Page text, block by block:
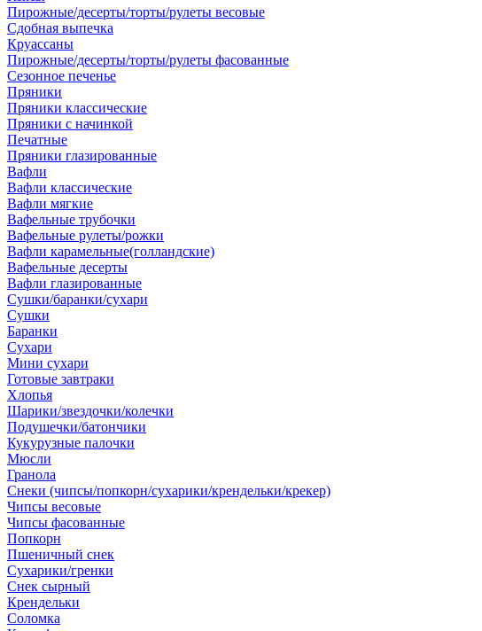
Пирожные/десерты/торты/рулеты весовые
Сдобная выпечка
Круассаны
Пирожные/десерты/торты/рулеты фасованные
Сезонное печенье
Пряники
Пряники классические
Пряники с начинкой
Печатные
Пряники глазированные
Вафли
Вафли классические
Вафли мягкие
Вафельные трубочки
Вафельные рулеты/рожки
Вафли карамельные(голландские)
Вафельные десерты
Вафли глазированные
Сушки/баранки/сухари
Сушки
Баранки
Сухари
Мини сухари
Готовые завтраки
Хлопья
Шарики/звездочки/колечки
Подушечки/батончики
Кукурузные палочки
Мюсли
Гранола
Снеки (чипсы/попкорн/сухарики/крендельки/крекер)
Чипсы весовые
Чипсы фасованные
Попкорн
Пшеничный снек
Сухарики/гренки
Снек сырный
Крендельки
Соломка